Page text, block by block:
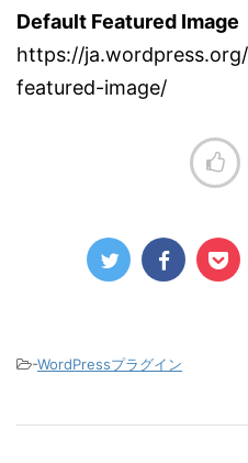
Default Featured Image
https://
featured-image/
-WordPressプラグイン